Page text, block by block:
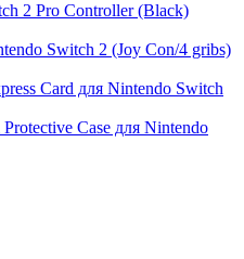
2 Pro Controller (Black)
Switch 2 (Joy Con/4 gribs)
Card для Nintendo Switch
Case для Nintendo